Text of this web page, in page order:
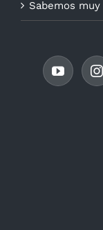
Sabemos